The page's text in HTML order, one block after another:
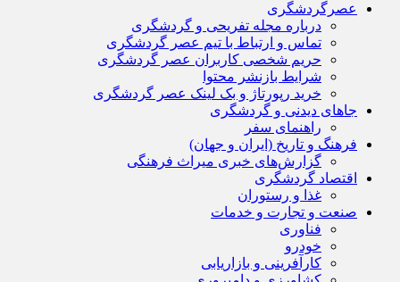
عصرگردشگری
درباره مجله تفریحی و گردشگری
تماس و ارتباط با تیم عصر گردشگری
حریم شخصی کاربران عصر گردشگری
شرایط بازنشر محتوا
خرید رپورتاژ و بک لینک عصر گردشگری
جاهای دیدنی و گردشگری
راهنمای سفر
فرهنگ و تاریخ (ایران و جهان)
گزارش‌های خبری میراث فرهنگی
اقتصاد گردشگری
غذا و رستوران
صنعت و تجارت و خدمات
فناوری
خودرو
کارآفرینی و بازاریابی